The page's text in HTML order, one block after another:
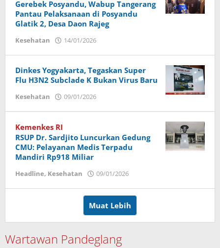
Gerebek Posyandu, Wabup Tangerang
Pantau Pelaksanaan di Posyandu
Glatik 2, Desa Daon Rajeg
Kesehatan 14/01/2026
Dinkes Yogyakarta, Tegaskan Super
Flu H3N2 Subclade K Bukan Virus Baru
Kesehatan 09/01/2026
Kemenkes RI
RSUP Dr. Sardjito Luncurkan Gedung
CMU: Pelayanan Medis Terpadu
Mandiri Rp918 Miliar
Headline, Kesehatan 09/01/2026
Muat Lebih
Wartawan Pandeglang